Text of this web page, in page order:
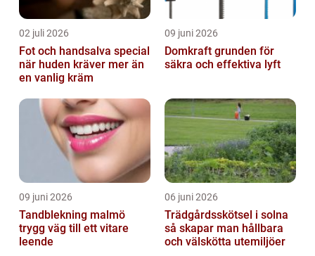
02 juli 2026
Fot och handsalva special
när huden kräver mer än
en vanlig kräm
09 juni 2026
Domkraft grunden för
säkra och effektiva lyft
09 juni 2026
Tandblekning malmö
trygg väg till ett vitare
leende
06 juni 2026
Trädgårdsskötsel i solna
så skapar man hållbara
och välskötta utemiljöer